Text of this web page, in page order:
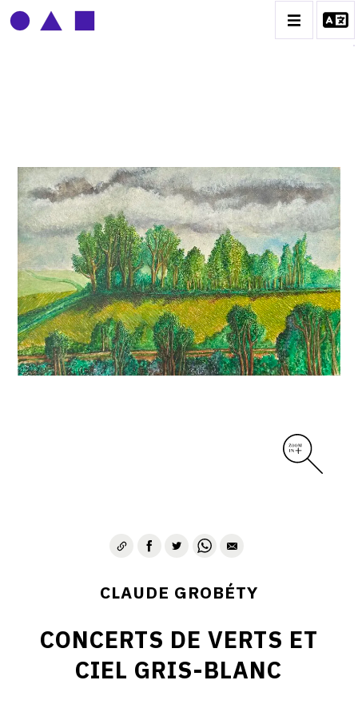
BIOGRAPHIE
CATALOGUE DES OEUVRES
CONTACT
CLAUDE GROBÉTY
CONCERTS DE VERTS ET
CIEL GRIS-BLANC